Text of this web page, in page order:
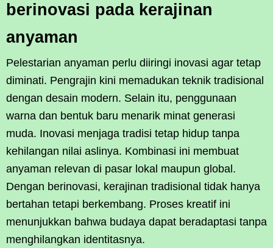
berinovasi pada kerajinan
anyaman
Pelestarian anyaman perlu diiringi inovasi agar tetap
diminati. Pengrajin kini memadukan teknik tradisional
dengan desain modern. Selain itu, penggunaan
warna dan bentuk baru menarik minat generasi
muda. Inovasi menjaga tradisi tetap hidup tanpa
kehilangan nilai aslinya. Kombinasi ini membuat
anyaman relevan di pasar lokal maupun global.
Dengan berinovasi, kerajinan tradisional tidak hanya
bertahan tetapi berkembang. Proses kreatif ini
menunjukkan bahwa budaya dapat beradaptasi tanpa
menghilangkan identitasnya.